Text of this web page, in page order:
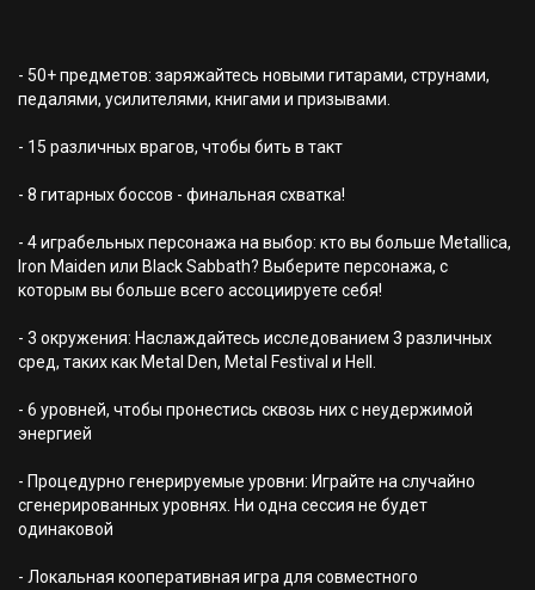
- 50+ предметов: заряжайтесь новыми гитарами, струнами,
педалями, усилителями, книгами и призывами.
- 15 различных врагов, чтобы бить в такт
- 8 гитарных боссов - финальная схватка!
- 4 играбельных персонажа на выбор: кто вы больше Metallica,
Iron Maiden или Black Sabbath? Выберите персонажа, с
которым вы больше всего ассоциируете себя!
- 3 окружения: Наслаждайтесь исследованием 3 различных
сред, таких как Metal Den, Metal Festival и Hell.
- 6 уровней, чтобы пронестись сквозь них с неудержимой
энергией
- Процедурно генерируемые уровни: Играйте на случайно
сгенерированных уровнях. Ни одна сессия не будет
одинаковой
- Локальная кооперативная игра для совместного